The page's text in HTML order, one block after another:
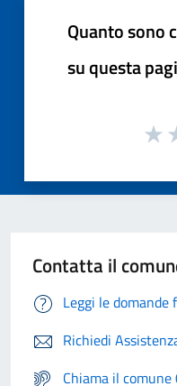
Quanto sono
su questa
Contatta il
Leggi le domande
Richiedi
Chiama il